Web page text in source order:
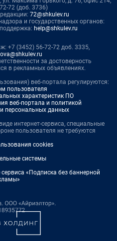
72 (доб. 3736)
72@shkulev.ru
и государственных органов:
help@shkulev.ru
+7 (3452) 56-72-72 доб. 3335,
за достоверность
в рекламных объявлениях.
веб-портала регулируются:
пользователя
характеристик ПО
веб-портала и политикой
персональных данных
интернет-сервиса, специальные
пользователя не требуются
cookies
системы
«Подписка без баннерной